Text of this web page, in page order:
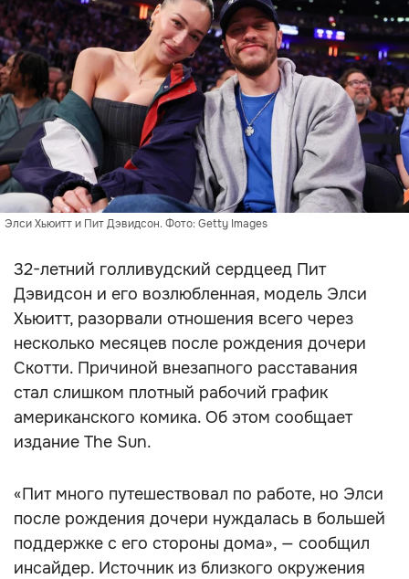
Элси Хьюитт и Пит Дэвидсон. Фото: Getty Images
32-летний голливудский сердцеед Пит
Дэвидсон и его возлюбленная, модель Элси
Хьюитт, разорвали отношения всего через
несколько месяцев после рождения дочери
Скотти. Причиной внезапного расставания
стал слишком плотный рабочий график
американского комика. Об этом сообщает
издание The Sun.
«Пит много путешествовал по работе, но Элси
после рождения дочери нуждалась в большей
поддержке с его стороны дома», — сообщил
инсайдер. Источник из близкого окружения